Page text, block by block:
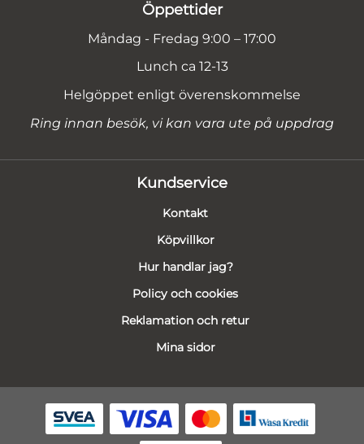
Öppettider
Måndag - Fredag 9:00 – 17:00
Lunch ca 12-13
Helgöppet enligt överenskommelse
Ring innan besök, vi kan vara ute på uppdrag
Kundservice
Kontakt
Köpvillkor
Hur handlar jag?
Policy och cookies
Reklamation och retur
Mina sidor